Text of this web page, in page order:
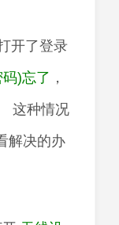
开了登录
)忘了 ，
这种情况
解决的办